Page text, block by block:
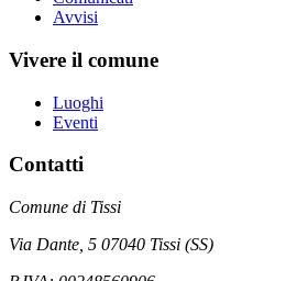
Avvisi
Vivere il comune
Luoghi
Eventi
Contatti
Comune di Tissi
Via Dante, 5 07040 Tissi (SS)